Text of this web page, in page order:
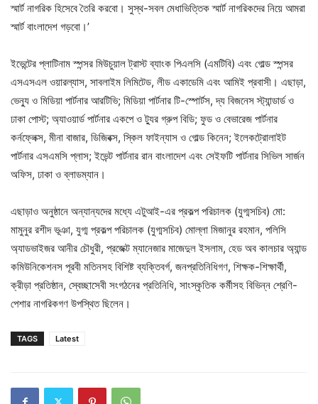
স্মার্ট নাগরিক হিসেবে তৈরি করবো। সুস্থ-সবল মেধাভিত্তিক স্মার্ট নাগরিকদের নিয়ে আমরা
স্মার্ট বাংলাদেশ গড়বো।’
ইভেন্টের প্লাটিনাম স্পন্সর মিউচুয়াল ট্রাস্ট ব্যাংক পিএলসি (এমটিবি) এবং গোল্ড স্পন্সর
এসএসএল ওয়ারল্যাস, সাবলাইম লিমিটেড, লীড একাডেমি এবং আমিই প্রবাসী। এছাড়া,
ভেন্যু ও মিডিয়া পার্টনার আরটিভি; মিডিয়া পার্টনার টি-স্পোর্টস, দ্য বিজনেস স্ট্যান্ডার্ড ও
ঢাকা পোস্ট; অ্যাওয়ার্ড পার্টনার একপে ও ট্যুর গ্রুপ বিডি; ফুড ও বেভারেজ পার্টনার
কর্নফ্লেক্স, মীনা বাজার, ডিজিবক্স, স্কিল ফাইন্যাস ও গোল্ড কিনেন; ইলেকট্রোলাইট
পার্টনার এসএমসি প্লাস; ইভেন্ট পার্টনার রান বাংলাদেশ এবং সেইফটি পার্টনার সিভিল সার্জন
অফিস, ঢাকা ও ব্লাডম্যান।
এছাড়াও অনুষ্ঠানে অন্যান্যদের মধ্যে এটুআই-এর প্রকল্প পরিচালক (যুগ্মসচিব) মো:
মামুনুর রশীদ ভূঞা, যুগ্ম প্রকল্প পরিচালক (যুগ্মসচিব) মোল্লা মিজানুর রহমান, পলিসি
অ্যাডভাইজর আনীর চৌধুরী, প্রজেক্ট ম্যানেজার মাজেদুল ইসলাম, হেড অব কালচার অ্যান্ড
কমিউনিকেশনস পূরবী মতিনসহ বিশিষ্ট ব্যক্তিবর্গ, জনপ্রতিনিধিগণ, শিক্ষক-শিক্ষার্থী,
ক্রীড়া প্রতিষ্ঠান, স্বেচ্ছাসেবী সংগঠনের প্রতিনিধি, সাংস্কৃতিক কর্মীসহ বিভিন্ন শ্রেণি-
পেশার নাগরিকগণ উপস্থিত ছিলেন।
TAGS Latest